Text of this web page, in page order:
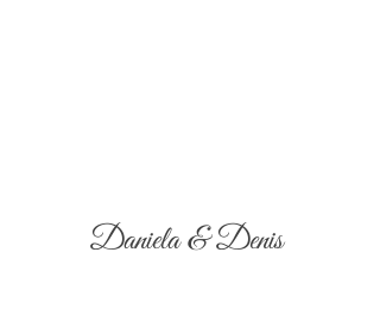
Daniela & Denis